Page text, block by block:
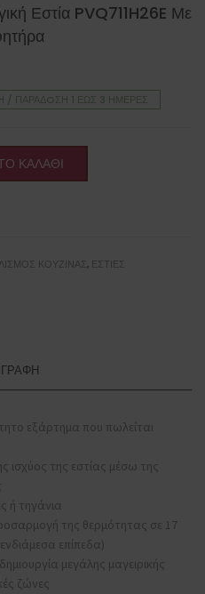
Εστία PVQ711H26E Με
/ ΠΑΡΆΔOΣΗ 1 ΈΩΣ 3 ΗΜΈΡΕΣ
ΚΑΛΆΘΙ
ΚΟΥΖΊΝΑΣ , ΕΣΤΊΕΣ
εξάρτημα που πωλείται
ισχύος της εστίας μέσω της
ή τηγάνια
της θερμότητας σε 17
επίπεδα)
μεγάλης μαγειρικής
ζώνες